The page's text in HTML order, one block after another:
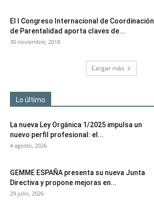
El I Congreso Internacional de Coordinación
de Parentalidad aporta claves de...
30 noviembre, 2018
Cargar más
Lo último
La nueva Ley Orgánica 1/2025 impulsa un
nuevo perfil profesional: el...
4 agosto, 2026
GEMME ESPAÑA presenta su nueva Junta
Directiva y propone mejoras en...
29 julio, 2026